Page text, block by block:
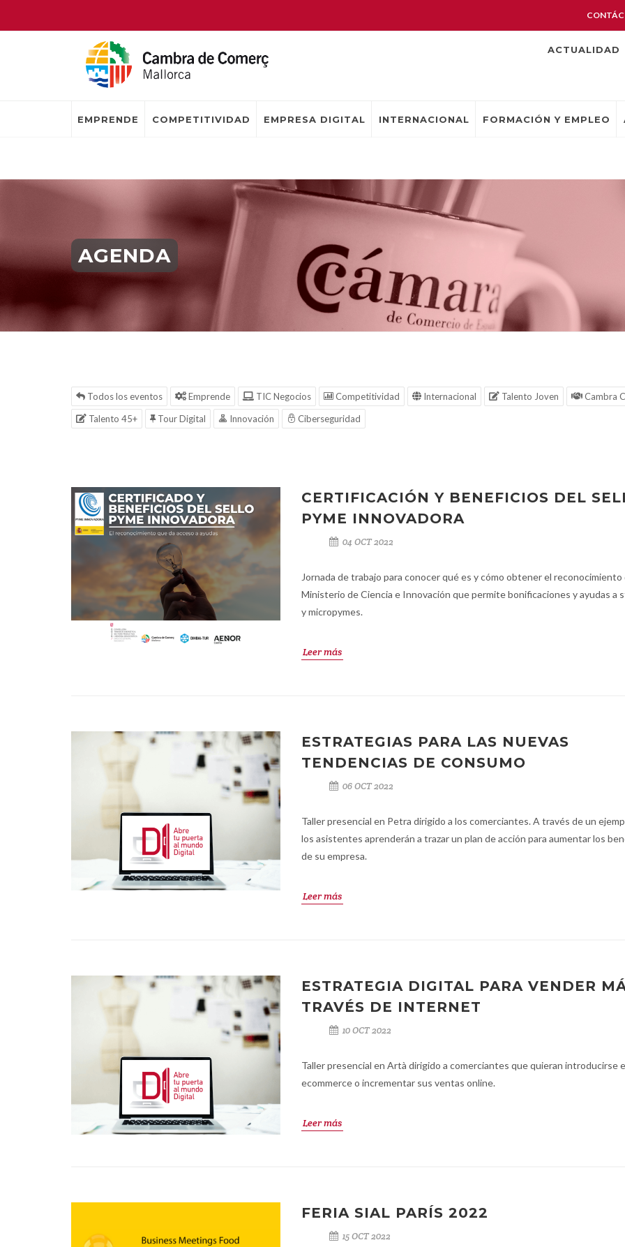
ACTUALIDAD
EMPRENDE COMPETITIVIDAD EMPRESA DIGITAL INTERNACIONAL FORMACIÓN Y EMPLEO
AGENDA
Todos los eventos Emprende TIC Negocios Competitividad Internacional Talento Joven Cambra
Talento 45+
Tour Digital Innovación Ciberseguridad
CERTIFICACIÓN Y BENEFICIOS DEL
PYME INNOVADORA
04 OCT 2022
Jornada de trabajo para conocer qué es y cómo obtener el reconocimiento
Ministerio de Ciencia e Innovación que permite bonificaciones y ayudas a
y micropymes.
Leer más
ESTRATEGIAS PARA LAS NUEVAS
TENDENCIAS DE CONSUMO
06 OCT 2022
Taller presencial en Petra dirigido a los comerciantes. A través de un
los asistentes aprenderán a trazar un plan de acción para aumentar los
de su empresa.
Leer más
ESTRATEGIA DIGITAL PARA VENDER
TRAVÉS DE INTERNET
10 OCT 2022
Taller presencial en Artà dirigido a comerciantes que quieran introducirse
ecommerce o incrementar sus ventas online.
Leer más
FERIA SIAL PARÍS 2022
15 OCT 2022